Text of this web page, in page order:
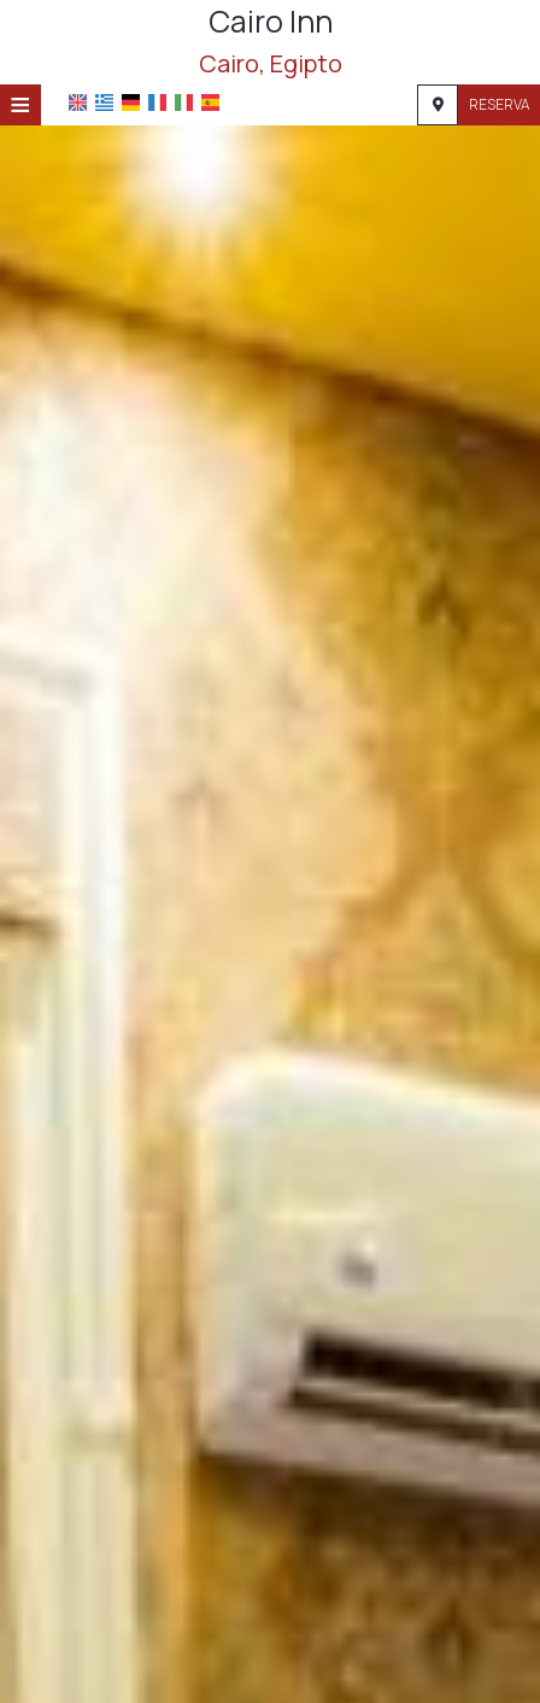
Cairo Inn
Cairo, Egipto
≡ RESERVA
UBICACIÓN
ALOJAMIENTO
INSTALACIONES
GALERÍA
INVESTIGACIÓN
CONTACTO